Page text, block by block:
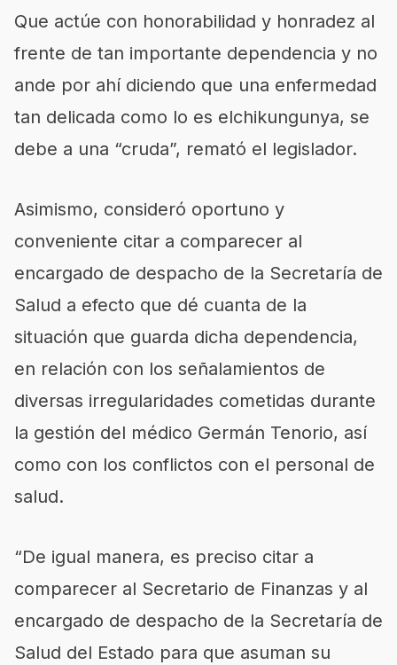
Que actúe con honorabilidad y honradez al
frente de tan importante dependencia y no
ande por ahí diciendo que una enfermedad
tan delicada como lo es elchikungunya, se
debe a una “cruda”, remató el legislador.
Asimismo, consideró oportuno y
conveniente citar a comparecer al
encargado de despacho de la Secretaría de
Salud a efecto que dé cuanta de la
situación que guarda dicha dependencia,
en relación con los señalamientos de
diversas irregularidades cometidas durante
la gestión del médico Germán Tenorio, así
como con los conflictos con el personal de
salud.
“De igual manera, es preciso citar a
comparecer al Secretario de Finanzas y al
encargado de despacho de la Secretaría de
Salud del Estado para que asuman su